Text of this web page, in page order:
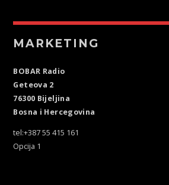
MARKETING
BOBAR Radio
Geteova 2
76300 Bijeljina
Bosna i Hercegovina
tel:+387 55 415 161
Opcija 1